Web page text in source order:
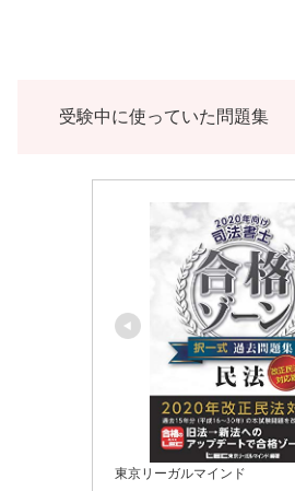
受験中に使っていた問題集
東京リーガルマインド